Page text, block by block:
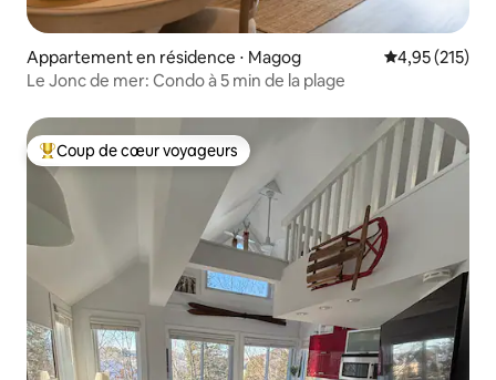
Appartement en résidence ⋅ Magog Évaluation
4,95 (215)
Le Jonc de mer: Condo à 5 min de la plage
Coups de cœur voyageurs les plus appréciés
Coup de cœur voyageurs